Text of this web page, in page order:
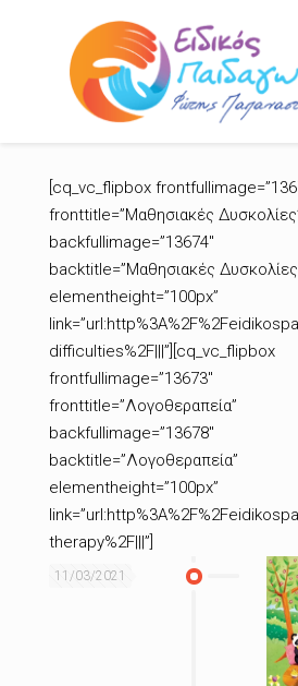
[cq_vc_flipbox
fronttitle=”Μαθησιακές
backfullimage=”13674″
backtitle=”Μαθησιακές
elementheight=”100px”
difficulties%2F|||”][cq_vc_flipbox
frontfullimage=”13673″
fronttitle=”Λογοθεραπεία”
backfullimage=”13678″
backtitle=”Λογοθεραπεία”
elementheight=”100px”
therapy%2F|||”]
11/03/2021